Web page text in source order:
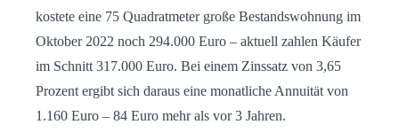
kostete eine 75 Quadratmeter große Bestandswohnung im
Oktober 2022 noch 294.000 Euro – aktuell zahlen Käufer
im Schnitt 317.000 Euro. Bei einem Zinssatz von 3,65
Prozent ergibt sich daraus eine monatliche Annuität von
1.160 Euro – 84 Euro mehr als vor 3 Jahren.